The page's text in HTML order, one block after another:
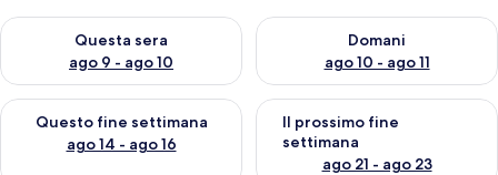
Questa sera
ago 9 - ago 10
Verifica la disponibilità per questa sera, ago 9 - ago 10
Domani
ago 10 - ago 11
Verifica la disponibilità per
Questo fine settimana
ago 14 - ago 16
Verifica la disponibilità per questo fine settimana, ago 14 -
Il prossimo fine
settimana
ago 21 - ago 23
Verifica la disponibilità per il